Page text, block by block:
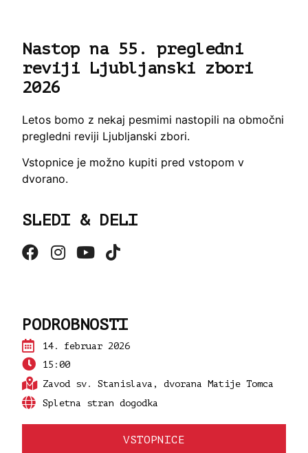
Nastop na 55. pregledni
reviji Ljubljanski zbori
2026
Letos bomo z nekaj pesmimi nastopili na območni
pregledni reviji Ljubljanski zbori.
Vstopnice je možno kupiti pred vstopom v
dvorano.
SLEDI & DELI
PODROBNOSTI
14.
februar 2026
15:00
Zavod sv. Stanislava, dvorana Matije Tomca
Spletna stran dogodka
VSTOPNICE